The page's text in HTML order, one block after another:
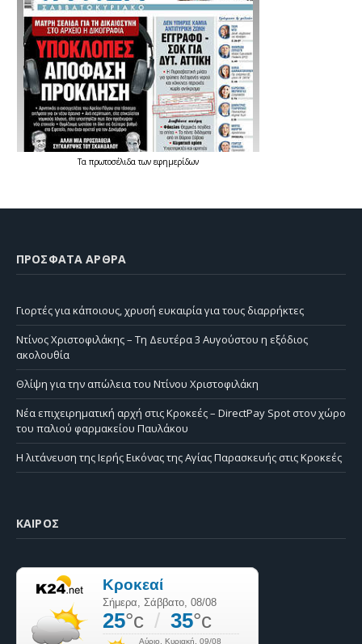
Τα πρωτοσέλιδατων εφημερίδων
ΠΡΌΣΦΑΤΑ ΆΡΘΡΑ
Γιορτές για κάποιους, χρυσή ευκαιρία για τους διαρρήκτες
Ντίνος Χριστοφιλάκης – Τη Δευτέρα 3 Αυγούστου η εξόδιος
ακολουθία
Θλίψη για την απώλεια του Ντίνου Χριστοφιλάκη
Νέα επιχειρηματική αρχή στις Κροκεές – DirectPay Spot στον χώρο
του παλιού φαρμακείου Παυλάκου
Η λιτάνευση της Ιερής Εικόνας της Αγίας Παρασκευής στις Κροκεές
ΚΑΙΡΌΣ